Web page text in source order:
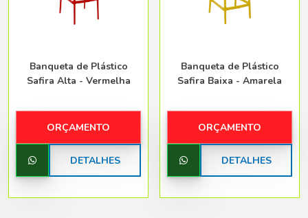
Banqueta de Plástico
Safira Alta - Vermelha
ORÇAMENTO
DETALHES
Banqueta de Plástico
Safira Baixa - Amarela
ORÇAMENTO
DETALHES